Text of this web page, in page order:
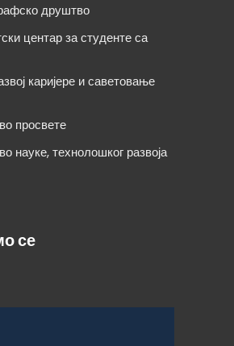
друштво
центар за студенте са
каријере и саветовање
просвете
науке, технолошког развоја
се